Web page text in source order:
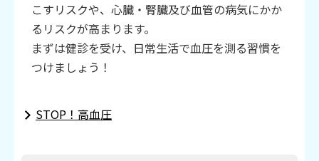
こすリスクや、心臓・腎臓及び血管の病気にかか
るリスクが高まります。
まずは健診を受け、日常生活で血圧を測る習慣を
つけましょう！
STOP！高血圧